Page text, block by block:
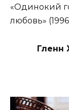
«Одинокий
любовь»
Гленн